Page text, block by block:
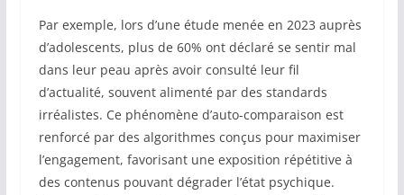
Par exemple, lors d’une étude menée en 2023 auprès
d’adolescents, plus de 60% ont déclaré se sentir mal
dans leur peau après avoir consulté leur fil
d’actualité, souvent alimenté par des standards
irréalistes. Ce phénomène d’auto-comparaison est
renforcé par des algorithmes conçus pour maximiser
l’engagement, favorisant une exposition répétitive à
des contenus pouvant dégrader l’état psychique.